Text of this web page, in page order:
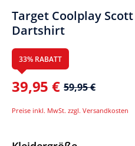
Target Coolplay
Dartshirt
33% RABATT
39,95 € 59,95 €
Preise inkl. MwSt. zzgl. Versandkosten